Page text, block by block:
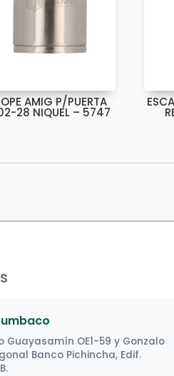
AMIG P/PUERTA
28 NIQUEL – 5747
Guayasamín OE1-59 y Gonzalo
Banco Pichincha, Edif.